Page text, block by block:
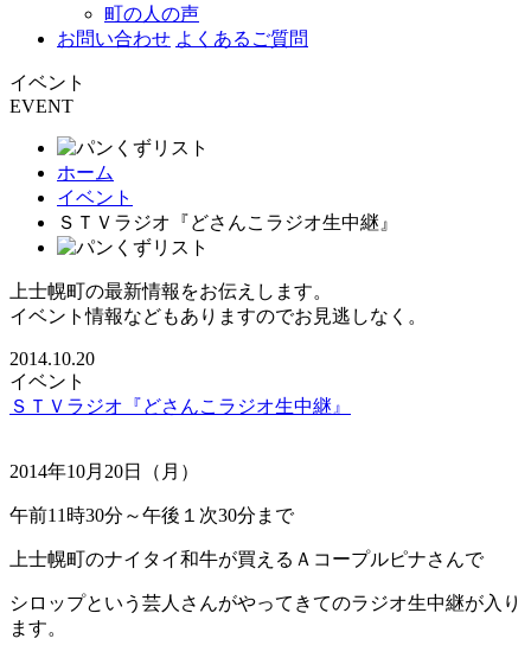
町の人の声
お問い合わせ よくあるご質問
イベント
EVENT
ホーム
イベント
ＳＴＶラジオ『どさんこラジオ生中継』
上士幌町の最新情報をお伝えします。
イベント情報などもありますのでお見逃しなく。
2014.10.20
イベント
ＳＴＶラジオ『どさんこラジオ生中継』
2014年10月20日（月）
午前11時30分～午後１次30分まで
上士幌町のナイタイ和牛が買えるＡコープルピナさんで
シロップという芸人さんがやってきてのラジオ生中継が入り
ます。